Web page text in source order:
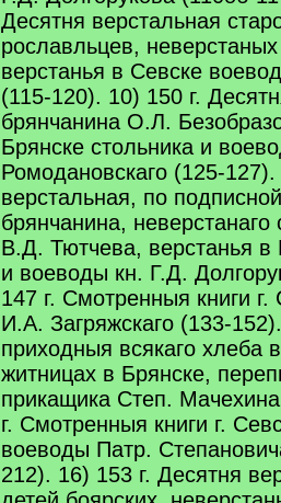
Десятня верстальная
рославльцев,
верстанья в Севске
(115-120). 10) 150 г.
брянчанина О.Л.
Брянске стольника и
Ромодановскаго (125-
верстальная, по
брянчанина, неверстанаго
В.Д. Тютчева, верстанья в
и воеводы кн. Г.Д.
147 г. Смотренныя книги
И.А. Загряжскаго (133-
приходныя всякаго хлеба
житницах в Брянске,
прикащика Степ.
г. Смотренныя книги г.
воеводы Патр.
212). 16) 153 г. Десятня